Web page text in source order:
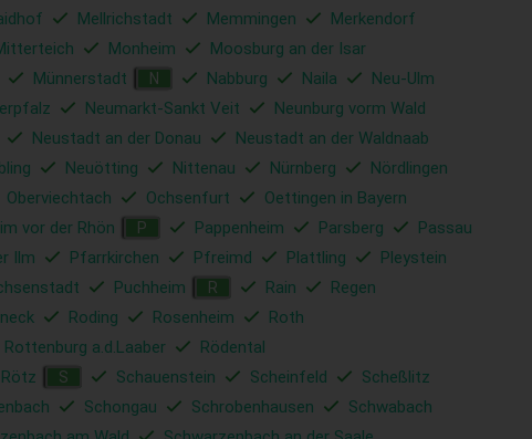
Mellrichstadt Memmingen
Merkendorf
Monheim
Moosburg an der Isar
Münnerstadt N Nabburg Naila
Neu-Ulm
Neumarkt-Sankt Veit
Neunburg vorm Wald
Neustadt an der Donau
Neustadt an der Waldnaab
Neuötting Nittenau Nürnberg Nördlingen
Oberviechtach Ochsenfurt
Oettingen in Bayern
vor der Rhön P Pappenheim Parsberg
Passau
Ilm Pfarrkirchen Pfreimd Plattling
Pleystein
Puchheim R Rain
Regen
Roding Rosenheim
Roth
Rottenburg a.d.Laaber
Rödental
Rötz S Schauenstein Scheinfeld
Scheßlitz
Schongau Schrobenhausen
Schwabach